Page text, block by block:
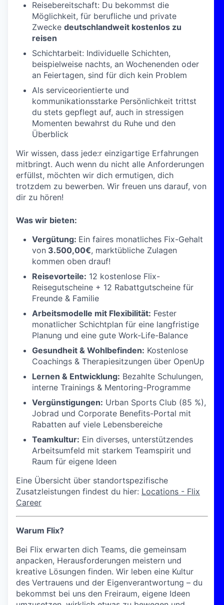
Reisebereitschaft: Du bekommst die
Möglichkeit, für berufliche und private
Zwecke deutschlandweit kostenlos zu
reisen
Schichtarbeit: Individuelle Schichten,
beispielweise nachts, an Wochenenden oder
an Feiertagen, sind für dich kein Problem
Als serviceorientierte und
kommunikationsstarke Persönlichkeit trittst
du stets gepflegt auf, auch in stressigen
Momenten bewahrst du Ruhe und den
Überblick
Wir wissen, dass jede:r einzigartige Erfahrungen
mitbringt. Auch wenn du nicht alle Anforderungen
erfüllst, möchten wir dich ermutigen, dich
trotzdem zu bewerben. Wir freuen uns darauf, von
dir zu hören!
Was wir bieten:
Vergütung: Ein faires monatliches Fix-Gehalt
von 3.500,00€, marktübliche Zulagen
kommen oben drauf!
Reisevorteile: 12 kostenlose Flix-
Reisegutscheine + 12 Rabattgutscheine für
Freunde & Familie
Arbeitsmodelle mit Flexibilität: Fester
monatlicher Schichtplan für eine langfristige
Planung und eine gute Work-Life-Balance
Gesundheit & Wohlbefinden: Kostenlose
Coachings & Therapiesitzungen über OpenUp
Lernen & Entwicklung: Bezahlte Schulungen,
interne Trainings & Mentoring-Programme
Vergünstigungen: Urban Sports Club (85 %),
Jobrad und Corporate Benefits-Portal mit
Rabatten auf viele Lebensbereiche
Teamkultur: Ein diverses, unterstützendes
Arbeitsumfeld mit starkem Teamspirit und
Raum für eigene Ideen
Eine Übersicht über standortspezifische
Zusatzleistungen findest du hier: Locations - Flix
Career
Warum Flix?
Bei Flix erwarten dich Teams, die gemeinsam
anpacken, Herausforderungen meistern und
kreative Lösungen finden. Wir leben eine Kultur
des Vertrauens und der Eigenverantwortung – du
bekommst bei uns den Freiraum, eigene Ideen